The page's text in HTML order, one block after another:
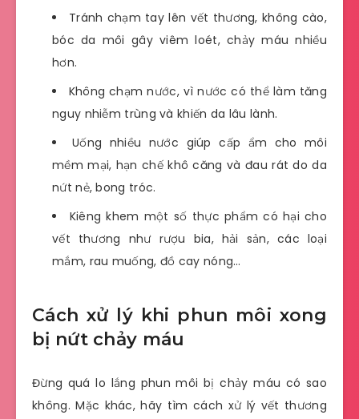
Tránh chạm tay lên vết thương, không cào,
bóc da môi gây viêm loét, chảy máu nhiều
hơn.
Không chạm nước, vì nước có thể làm tăng
nguy nhiễm trùng và khiến da lâu lành.
Uống nhiều nước giúp cấp ẩm cho môi
mềm mại, hạn chế khô căng và đau rát do da
nứt nẻ, bong tróc.
Kiêng khem một số thực phẩm có hại cho
vết thương như rượu bia, hải sản, các loại
mắm, rau muống, đồ cay nóng…
Cách xử lý khi phun môi xong
bị nứt chảy máu
Đừng quá lo lắng phun môi bị chảy máu có sao
không. Mặc khác, hãy tìm cách xử lý vết thương